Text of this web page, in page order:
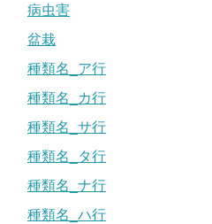
病虫害
盆栽
種類名_ア行
種類名_カ行
種類名_サ行
種類名_タ行
種類名_ナ行
種類名_ハ行